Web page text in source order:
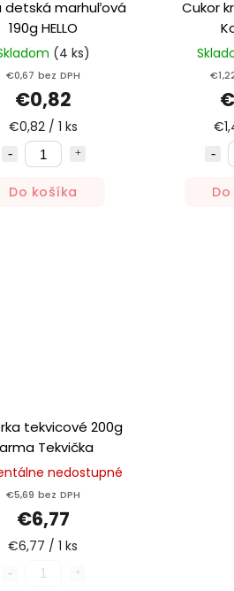
detská marhuľová
190g HELLO
(4 ks)
€0,67 bez DPH
€0,82
€0,82 / 1 ks
Do košíka
Cukor
tekvicové 200g
Tekvička
nedostupné
€5,69 bez DPH
€6,77
€6,77 / 1 ks